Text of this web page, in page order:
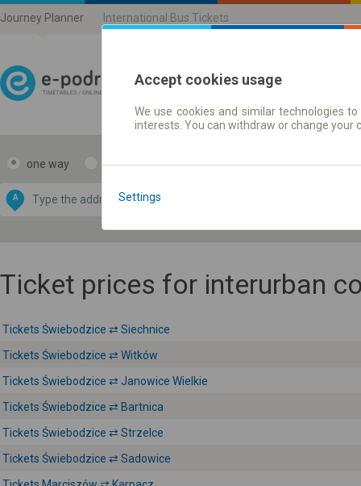
Journey Planner International Bus Tickets
Journey planner |
one way return
A
by
OpenStreetMap
Ticket prices for interurban
Tickets Świebodzice ⇄ Siechnice
Tickets Świebodzice ⇄ Witków
Tickets Świebodzice ⇄ Janowice Wielkie
Tickets Świebodzice ⇄ Bartnica
Tickets Świebodzice ⇄ Strzelce
Tickets Świebodzice ⇄ Sadowice
Accept cookies usage
We use cookies and similar technologies
interests. You can withdraw or change
Settings